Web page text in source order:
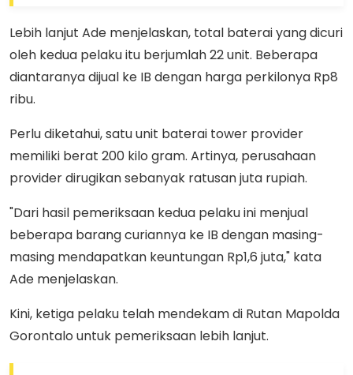
Lebih lanjut Ade menjelaskan, total baterai yang dicuri
oleh kedua pelaku itu berjumlah 22 unit. Beberapa
diantaranya dijual ke IB dengan harga perkilonya Rp8
ribu.
Perlu diketahui, satu unit baterai tower provider
memiliki berat 200 kilo gram. Artinya, perusahaan
provider dirugikan sebanyak ratusan juta rupiah.
"Dari hasil pemeriksaan kedua pelaku ini menjual
beberapa barang curiannya ke IB dengan masing-
masing mendapatkan keuntungan Rp1,6 juta," kata
Ade menjelaskan.
Kini, ketiga pelaku telah mendekam di Rutan Mapolda
Gorontalo untuk pemeriksaan lebih lanjut.